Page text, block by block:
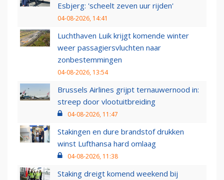
Esbjerg: 'scheelt zeven uur rijden'
04-08-2026, 14:41
Luchthaven Luik krijgt komende winter
weer passagiersvluchten naar
zonbestemmingen
04-08-2026, 13:54
Brussels Airlines grijpt ternauwernood in:
streep door vlootuitbreiding
04-08-2026, 11:47
Stakingen en dure brandstof drukken
winst Lufthansa hard omlaag
04-08-2026, 11:38
Staking dreigt komend weekend bij